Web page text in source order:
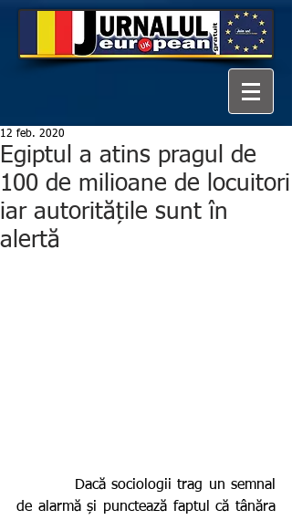
Egiptul a atins pragul de
100 de milioane de locuitori
iar autoritățile sunt în
alertă
12 feb. 2020
de alarmă și punctează faptul că tânăra